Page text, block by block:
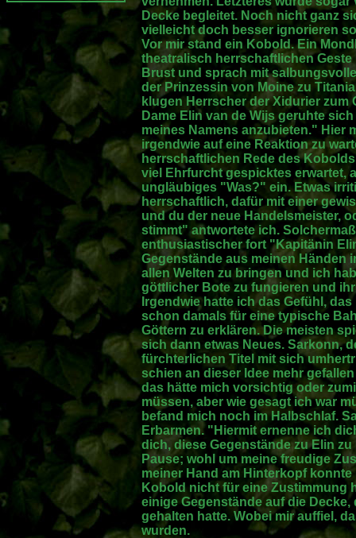
Decke begleitet. Noch nicht ganz
vielleicht doch besser ignorieren
Vor mir stand ein Kobold. Ein
theatralisch herrschaftlichen
Brust und sprach mit
der Prinzessin von Moine zu
klugen Herrscher der Xidurier zum
Dame Elin van de Wijs geruhte
meines Namens anzubieten." Hier
irgendwie auf eine Reaktion zu
herrschaftlichen Rede des
viel Ehrfurcht gespicktes erwartet,
ungläubiges "Was?" ein. Etwas
herrschaftlich, dafür mit einer
und du der neue Handelsmeister,
stimmt" antwortete ich.
enthusiastischer fort "Kapitänin
Gegenstände aus meinen Händen
allen Welten zu bringen und ich
göttlicher Bote zu fungieren und
Irgendwie hatte ich das Gefühl,
schon damals für eine typische
Göttern zu erklären. Die meisten
sich dann etwas Neues. Sarkonn,
fürchterlichen Titel mit sich
schien an dieser Idee mehr
das hätte mich vorsichtig oder
müssen, aber wie gesagt ich war
befand mich noch im Halbschlaf.
Erbarmen. "Hiermit ernenne ich
dich, diese Gegenstände zu Elin
Pause; wohl um meine freudige
meiner Hand am Hinterkopf
Kobold nicht für eine Zustimmung
einige Gegenstände auf die
gehalten hatte. Wobei mir auffiel,
wurden.